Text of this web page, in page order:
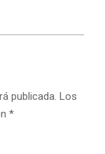
publicada. Los
*